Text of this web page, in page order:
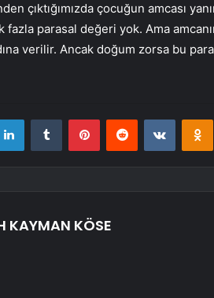
çıktığımızda çocuğun amcası
parasal değeri yok. Ama
verilir. Ancak doğum zorsa bu
LinkedInTumblr PinterestReddit
KAYMAN KÖSE